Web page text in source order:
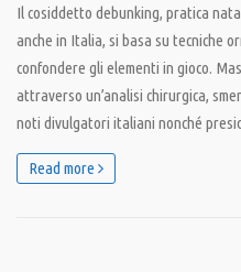
Il cosiddetto debunking, pratica
anche in Italia, si basa su tecniche
confondere gli elementi in gioco.
attraverso un’analisi chirurgica,
noti divulgatori italiani nonché
Read more